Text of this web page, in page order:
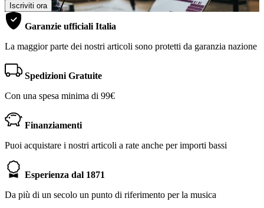
Iscriviti ora
Garanzie ufficiali Italia
La maggior parte dei nostri articoli sono protetti da garanzia nazione
Spedizioni Gratuite
Con una spesa minima di 99€
Finanziamenti
Puoi acquistare i nostri articoli a rate anche per importi bassi
Esperienza dal 1871
Da più di un secolo un punto di riferimento per la musica